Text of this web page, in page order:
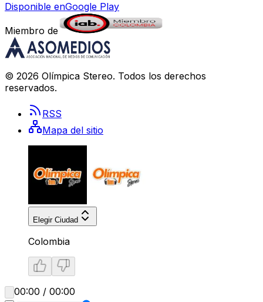
Disponible enGoogle Play
Miembro de
© 2026 Olímpica Stereo. Todos los derechos
reservados.
RSS
Mapa del sitio
Elegir Ciudad
Colombia
00:00 / 00:00